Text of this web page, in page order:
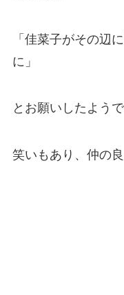
「佳菜子がその辺
に」
とお願いしたようで
笑いもあり、仲の